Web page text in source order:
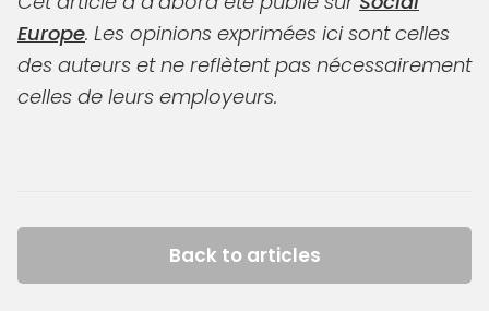
Europe. Les opinions exprimées ici sont celles
des auteurs et ne reflètent pas nécessairement
celles de leurs employeurs.
Back to articles